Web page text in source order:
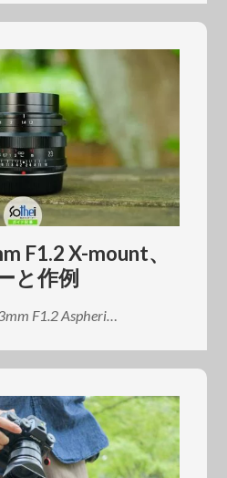
F1.2 X-mount、
と作例
F1.2 Aspheri…